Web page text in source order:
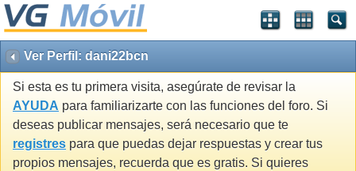
Ver Perfil: dani22bcn
Si esta es tu primera visita, asegúrate de revisar la
AYUDA para familiarizarte con las funciones del foro. Si
deseas publicar mensajes, será necesario que te
registres para que puedas dejar respuestas y crear tus
propios mensajes, recuerda que es gratis. Si quieres